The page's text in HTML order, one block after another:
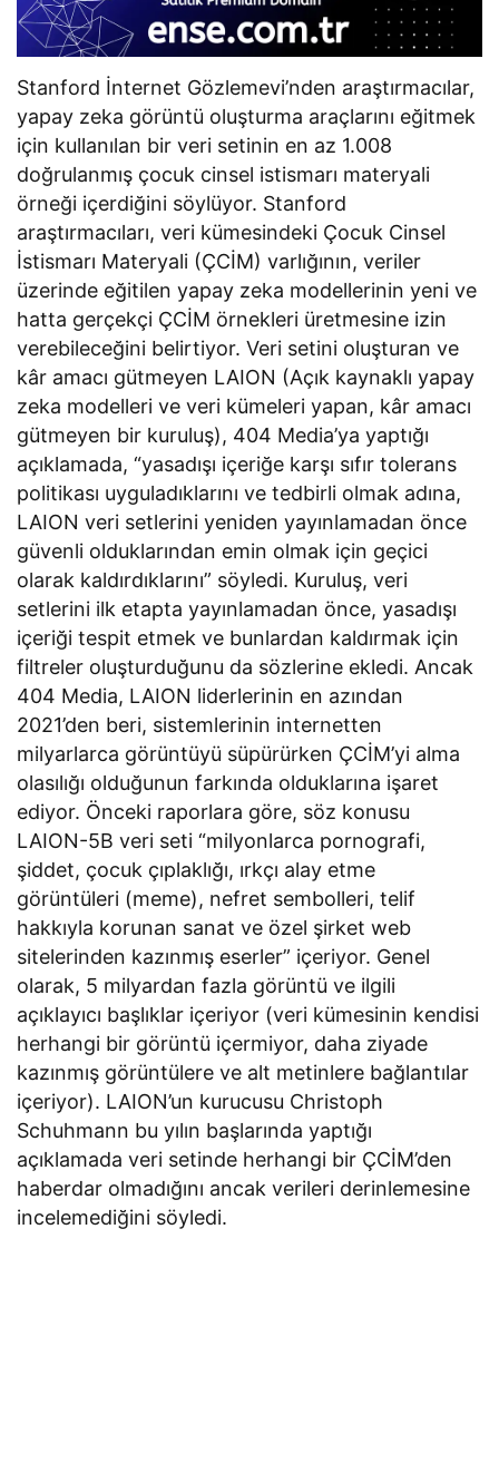
Stanford İnternet Gözlemevi’nden araştırmacılar,
yapay zeka görüntü oluşturma araçlarını eğitmek
için kullanılan bir veri setinin en az 1.008
doğrulanmış çocuk cinsel istismarı materyali
örneği içerdiğini söylüyor. Stanford
araştırmacıları, veri kümesindeki Çocuk Cinsel
İstismarı Materyali (ÇCİM) varlığının, veriler
üzerinde eğitilen yapay zeka modellerinin yeni ve
hatta gerçekçi ÇCİM örnekleri üretmesine izin
verebileceğini belirtiyor. Veri setini oluşturan ve
kâr amacı gütmeyen LAION (Açık kaynaklı yapay
zeka modelleri ve veri kümeleri yapan, kâr amacı
gütmeyen bir kuruluş), 404 Media’ya yaptığı
açıklamada, “yasadışı içeriğe karşı sıfır tolerans
politikası uyguladıklarını ve tedbirli olmak adına,
LAION veri setlerini yeniden yayınlamadan önce
güvenli olduklarından emin olmak için geçici
olarak kaldırdıklarını” söyledi. Kuruluş, veri
setlerini ilk etapta yayınlamadan önce, yasadışı
içeriği tespit etmek ve bunlardan kaldırmak için
filtreler oluşturduğunu da sözlerine ekledi. Ancak
404 Media, LAION liderlerinin en azından
2021’den beri, sistemlerinin internetten
milyarlarca görüntüyü süpürürken ÇCİM’yi alma
olasılığı olduğunun farkında olduklarına işaret
ediyor. Önceki raporlara göre, söz konusu
LAION-5B veri seti “milyonlarca pornografi,
şiddet, çocuk çıplaklığı, ırkçı alay etme
görüntüleri (meme), nefret sembolleri, telif
hakkıyla korunan sanat ve özel şirket web
sitelerinden kazınmış eserler” içeriyor. Genel
olarak, 5 milyardan fazla görüntü ve ilgili
açıklayıcı başlıklar içeriyor (veri kümesinin kendisi
herhangi bir görüntü içermiyor, daha ziyade
kazınmış görüntülere ve alt metinlere bağlantılar
içeriyor). LAION’un kurucusu Christoph
Schuhmann bu yılın başlarında yaptığı
açıklamada veri setinde herhangi bir ÇCİM’den
haberdar olmadığını ancak verileri derinlemesine
incelemediğini söyledi.